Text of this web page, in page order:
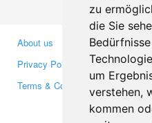
zu
die Sie
um
verstehen,
kommen
About us
Privacy Policy
Terms & Conditions